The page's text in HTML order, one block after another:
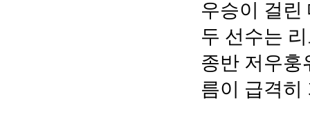
우승이 걸린
두 선수는
종반 저우훙
름이 급격히